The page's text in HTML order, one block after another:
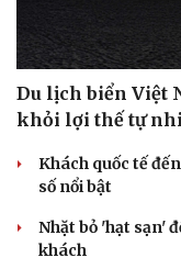
Văn hóa
Sân khấu - Điện ảnh
Du lịch biển Việt
khỏi lợi thế tự
Khách quốc tế
số nổi bật
Nhặt bỏ 'hạt sạn'
khách